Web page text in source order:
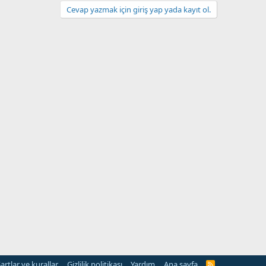
Cevap yazmak için giriş yap yada kayıt ol.
R